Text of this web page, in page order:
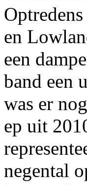
en
een
band een
was er
ep uit
negental